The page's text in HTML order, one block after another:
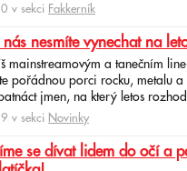
v sekci Fakkerník
nesmíte vynechat na
mainstreamovým a tanečním
pořádnou porci rocku, metalu
jmen, na který letos
v sekci Novinky
se dívat lidem do očí a